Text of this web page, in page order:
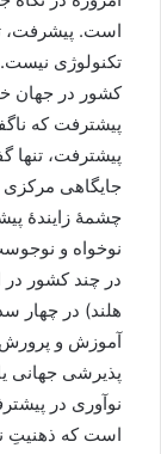
است. پیشرفت،
تکنولوژی نیست.
کشور در جهان
پیشترفت که
پیشترفت، تنها
جایگاهی مرکزی
چشمۀ زایندۀ
نوخواه و
در چند کشور در
هلند) در چهار
آموزش و پرورش
پذیرشی جهانی
نوآوری در
است که ذهنیتِ